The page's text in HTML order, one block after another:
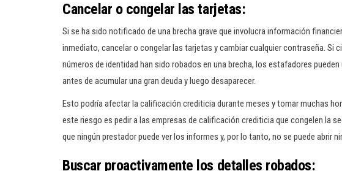
Cancelar o congelar las tarjetas:
Si se ha sido notificado de una brecha grave que involucra información
inmediato, cancelar o congelar las tarjetas y cambiar cualquier contraseña. Si
números de identidad han sido robados en una brecha, los estafadores
antes de acumular una gran deuda y luego desaparecer.
Esto podría afectar la calificación crediticia durante meses y tomar muchas
este riesgo es pedir a las empresas de calificación crediticia que congelen la
que ningún prestador puede ver los informes y, por lo tanto, no se puede abrir
Buscar proactivamente los detalles robados: